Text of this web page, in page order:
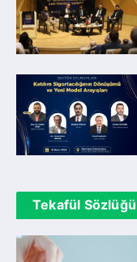
Tekafül Sözlüğü